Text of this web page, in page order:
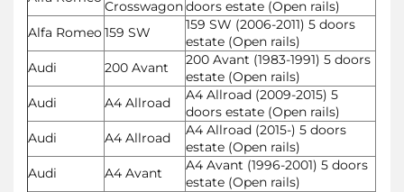
Crosswagondoors estate (Open rails)
Alfa Romeo159 SW
159 SW (2006-2011) 5 doors
estate (Open rails)
Audi
200 Avant
200 Avant (1983-1991) 5 doors
estate (Open rails)
Audi
A4 Allroad
A4 Allroad (2009-2015) 5
doors estate (Open rails)
Audi
A4 Allroad
A4 Allroad (2015-) 5 doors
estate (Open rails)
Audi
A4 Avant
A4 Avant (1996-2001) 5 doors
estate (Open rails)